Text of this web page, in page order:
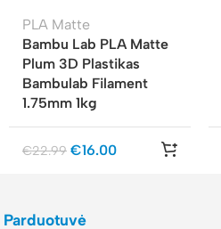
PLA Matte
Bambu Lab PLA Matte
Plum 3D Plastikas
Bambulab Filament
1.75mm 1kg
€22.99 €16.00
Parduotuvė